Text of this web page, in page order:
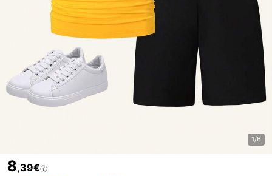
1/6
8,39€